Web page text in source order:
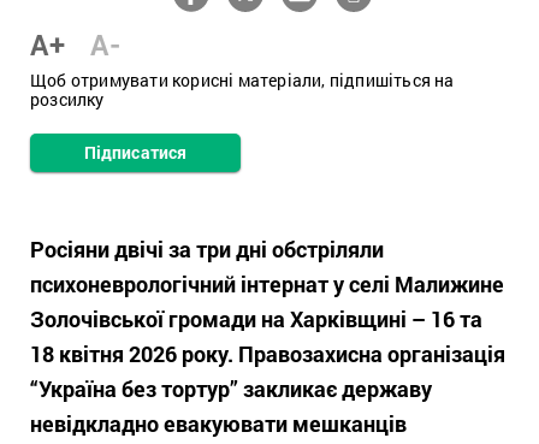
A+ A-
Щоб отримувати корисні матеріали, підпишіться на
розсилку
Підписатися
Росіяни двічі за три дні обстріляли
психоневрологічний інтернат у селі Малижине
Золочівської громади на Харківщині – 16 та
18 квітня 2026 року. Правозахисна організація
“Україна без тортур” закликає державу
невідкладно евакуювати мешканців